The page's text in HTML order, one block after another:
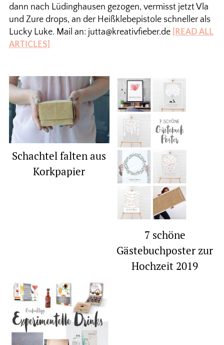
dann nach Lüdinghausen gezogen, vermisst jetzt Vla
und Zure drops, an der Heißklebepistole schneller als
Lucky Luke. Mail an: jutta@kreativfieber.de [READ ALL
ARTICLES]
Schachtel falten aus
Korkpapier
7 schöne
Gästebuchposter zur
Hochzeit 2019